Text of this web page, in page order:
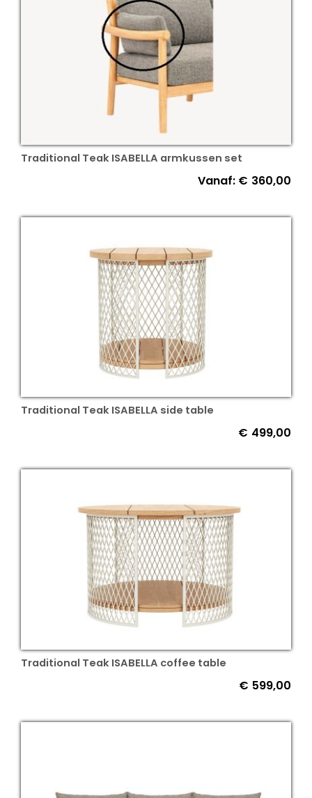
Traditional Teak ISABELLA armkussen set
Vanaf: € 360,00
Traditional Teak ISABELLA side table
€ 499,00
Traditional Teak ISABELLA coffee table
€ 599,00